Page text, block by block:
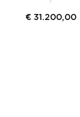
€ 31.200,00